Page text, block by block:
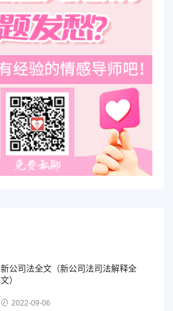
新公司法全文（新公司法司法解释全
文）
2022-09-06